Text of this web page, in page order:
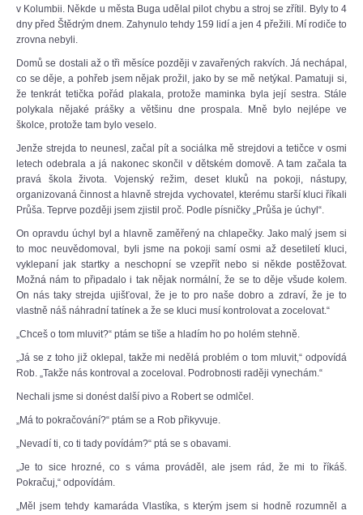
v Kolumbii. Někde u města Buga udělal pilot chybu a stroj se zřítil. Byly to 4
dny před Štědrým dnem. Zahynulo tehdy 159 lidí a jen 4 přežili. Mí rodiče to
zrovna nebyli.
Domů se dostali až o tři měsíce později v zavařených rakvích. Já nechápal,
co se děje, a pohřeb jsem nějak prožil, jako by se mě netýkal. Pamatuji si,
že tenkrát tetička pořád plakala, protože maminka byla její sestra. Stále
polykala nějaké prášky a většinu dne prospala. Mně bylo nejlépe ve
školce, protože tam bylo veselo.
Jenže strejda to neunesl, začal pít a sociálka mě strejdovi a tetičce v osmi
letech odebrala a já nakonec skončil v dětském domově. A tam začala ta
pravá škola života. Vojenský režim, deset kluků na pokoji, nástupy,
organizovaná činnost a hlavně strejda vychovatel, kterému starší kluci říkali
Průša. Teprve později jsem zjistil proč. Podle písničky „Průša je úchyl“.
On opravdu úchyl byl a hlavně zaměřený na chlapečky. Jako malý jsem si
to moc neuvědomoval, byli jsme na pokoji samí osmi až desetiletí kluci,
vyklepaní jak startky a neschopní se vzepřít nebo si někde postěžovat.
Možná nám to připadalo i tak nějak normální, že se to děje všude kolem.
On nás taky strejda ujišťoval, že je to pro naše dobro a zdraví, že je to
vlastně náš náhradní tatínek a že se kluci musí kontrolovat a zocelovat.“
„Chceš o tom mluvit?“ ptám se tiše a hladím ho po holém stehně.
„Já se z toho již oklepal, takže mi nedělá problém o tom mluvit,“ odpovídá
Rob. „Takže nás kontroval a zoceloval. Podrobnosti raději vynechám.“
Nechali jsme si donést další pivo a Robert se odmlčel.
„Má to pokračování?“ ptám se a Rob přikyvuje.
„Nevadí ti, co ti tady povídám?“ ptá se s obavami.
„Je to sice hrozné, co s váma prováděl, ale jsem rád, že mi to říkáš.
Pokračuj,“ odpovídám.
„Měl jsem tehdy kamaráda Vlastíka, s kterým jsem si hodně rozumněl a